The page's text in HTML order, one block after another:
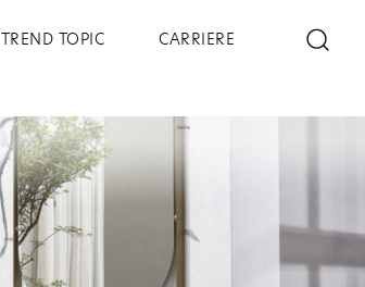
TREND TOPIC CARRIERE